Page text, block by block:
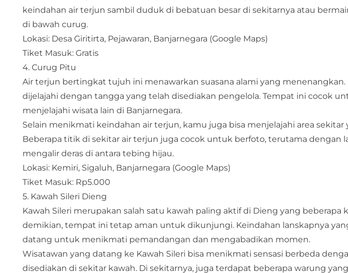
keindahan air terjun sambil duduk di bebatuan besar di sekitarnya atau
di bawah curug.
Lokasi: Desa Giritirta, Pejawaran, Banjarnegara (Google Maps)
Tiket Masuk: Gratis
4. Curug Pitu
Air terjun bertingkat tujuh ini menawarkan suasana alami yang
dijelajahi dengan tangga yang telah disediakan pengelola. Tempat ini cocok
menjelajahi wisata lain di Banjarnegara.
Selain menikmati keindahan air terjun, kamu juga bisa menjelajahi area sekitar
Beberapa titik di sekitar air terjun juga cocok untuk berfoto, terutama dengan
mengalir deras di antara tebing hijau.
Lokasi: Kemiri, Sigaluh, Banjarnegara (Google Maps)
Tiket Masuk: Rp5.000
5. Kawah Sileri Dieng
Kawah Sileri merupakan salah satu kawah paling aktif di Dieng yang beberapa
demikian, tempat ini tetap aman untuk dikunjungi. Keindahan lanskapnya
datang untuk menikmati pemandangan dan mengabadikan momen.
Wisatawan yang datang ke Kawah Sileri bisa menikmati sensasi berbeda
disediakan di sekitar kawah. Di sekitarnya, juga terdapat beberapa warung